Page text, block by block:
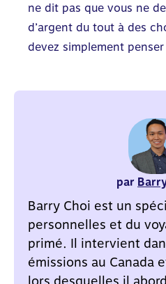
ne dit pas que vous ne
d’argent du tout à des
devez simplement
par
Barry Choi est un
personnelles et du
primé. Il intervient
émissions au Canada
lors desquelles il